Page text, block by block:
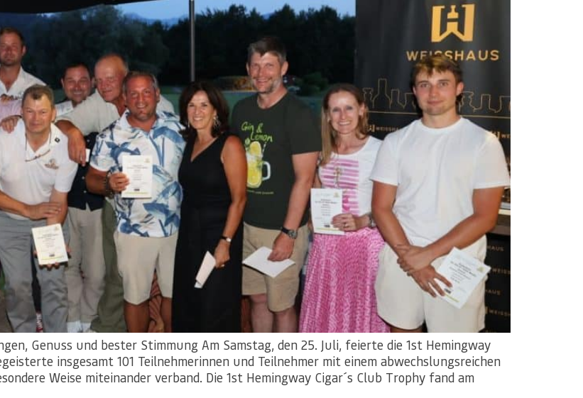
Genuss und bester Stimmung Am Samstag, den 25. Juli, feierte die 1st Hemingway
insgesamt 101 Teilnehmerinnen und Teilnehmer mit einem abwechslungsreichen
Weise miteinander verband. Die 1st Hemingway Cigar´s Club Trophy fand am